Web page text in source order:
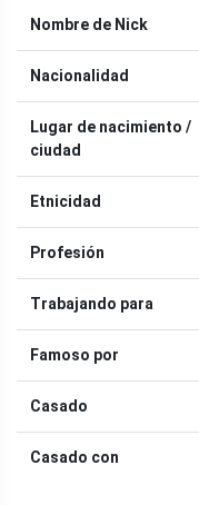
Nombre de Nick
Nacionalidad
Lugar de nacimiento /
ciudad
Etnicidad
Profesión
Trabajando para
Famoso por
Casado
Casado con